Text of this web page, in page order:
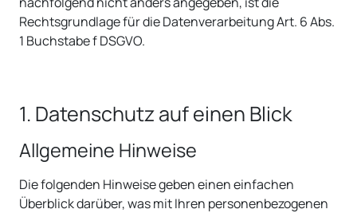
Rechtsgrundlage für die Datenverarbeitung Art. 6 Abs.
1 Buchstabe f DSGVO.
1. Datenschutz auf einen Blick
Allgemeine Hinweise
Die folgenden Hinweise geben einen einfachen
Überblick darüber, was mit Ihren personenbezogenen